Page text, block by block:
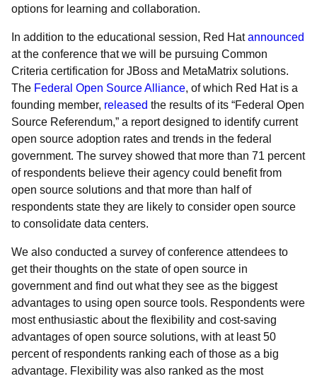
options for learning and collaboration.
In addition to the educational session, Red Hatannounced
at the conference that we will be pursuing Common
Criteria certification for JBoss and MetaMatrix solutions.
The Federal Open Source Alliance, of which Red Hat is a
founding member, released the results of its “Federal Open
Source Referendum,” a report designed to identify current
open source adoption rates and trends in the federal
government. The survey showed that more than 71 percent
of respondents believe their agency could benefit from
open source solutions and that more than half of
respondents state they are likely to consider open source
to consolidate data centers.
We also conducted a survey of conference attendees to
get their thoughts on the state of open source in
government and find out what they see as the biggest
advantages to using open source tools. Respondents were
most enthusiastic about the flexibility and cost-saving
advantages of open source solutions, with at least 50
percent of respondents ranking each of those as a big
advantage. Flexibility was also ranked as the most